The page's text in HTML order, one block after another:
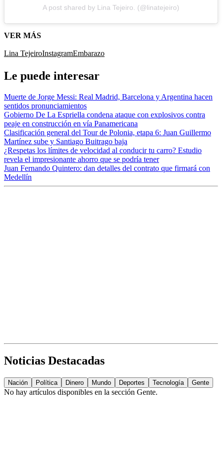
A post shared by Lina Tejeiro. (@linatejeiro)
VER MÁS
Lina TejeiroInstagramEmbarazo
Le puede interesar
Muerte de Jorge Messi: Real Madrid, Barcelona y Argentina hacen
sentidos pronunciamientos
Gobierno De La Espriella condena ataque con explosivos contra
peaje en construcción en vía Panamericana
Clasificación general del Tour de Polonia, etapa 6: Juan Guillermo
Martínez sube y Santiago Buitrago baja
¿Respetas los límites de velocidad al conducir tu carro? Estudio
revela el impresionante ahorro que se podría tener
Juan Fernando Quintero: dan detalles del contrato que firmará con
Medellín
Noticias Destacadas
Nación Política Dinero Mundo Deportes Tecnología Gente
No hay artículos disponibles en la sección Gente.